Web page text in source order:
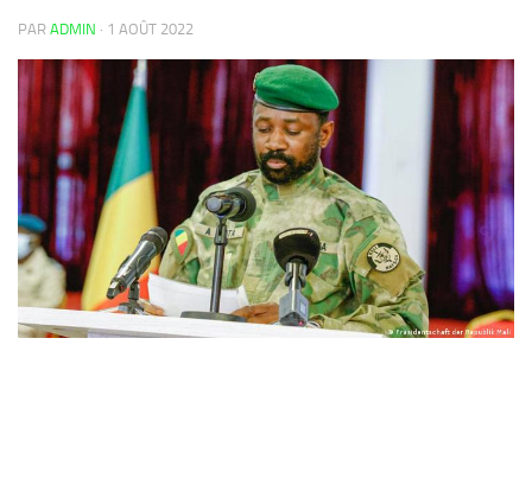
PAR ADMIN · 1 AOÛT 2022